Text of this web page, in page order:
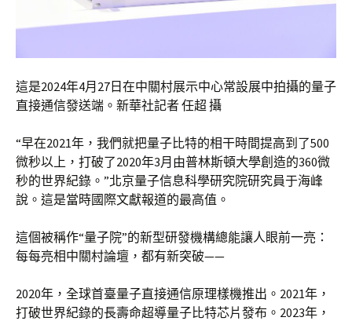
這是2024年4月27日在中關村展示中心常設展中拍攝的量子
直接通信發送端。新華社記者 任超 攝
“早在2021年，我們就把量子比特的相干時間提高到了500
微秒以上，打破了2020年3月由普林斯頓大學創造的360微
秒的世界紀錄。”北京量子信息科學研究院研究員于海峰
說。這是當時國際文獻報道的最高值。
這個被稱作“量子院”的新型研發機構總能讓人眼前一亮：
每每亮相中關村論壇，都有新突破——
2020年，全球首臺量子直接通信原理樣機推出。2021年，
打破世界紀錄的長壽命超導量子比特芯片發布。2023年，